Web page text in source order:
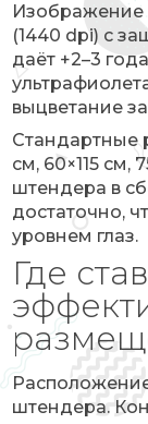
Изображение
(1440 dpi) с
даёт +2–3
выцветание
Стандартные
см, 60×115 см,
штендера в
достаточно,
уровнем глаз.
Где
штендера.